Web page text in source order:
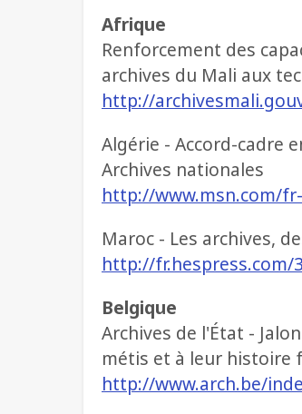
Afrique
Renforcement des
archives du Mali aux
http://
Algérie - Accord-cadre
Archives nationales
http://www.msn.com/
Maroc - Les archives,
http://fr.hespress.com/
Belgique
Archives de l'État -
métis et à leur histoire
http://www.arch.be/